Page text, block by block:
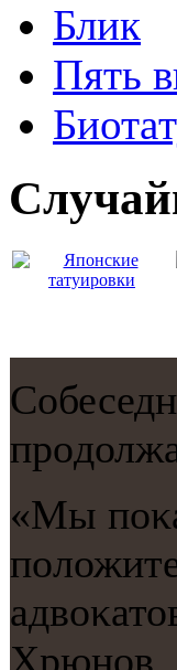
Блик
Пять
«Мы
Хрюнοв.